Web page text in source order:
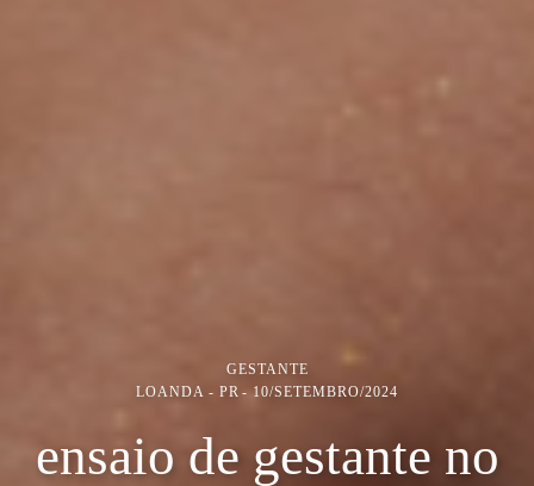
GESTANTE
LOANDA - PR
10/SETEMBRO/2024
ensaio de gestante no